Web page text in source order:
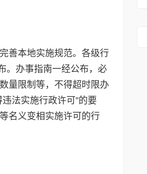
善本地实施规范。各级行
。办事指南一经公布，必
量限制等，不得超时限办
法实施行政许可”的要
名义变相实施许可的行